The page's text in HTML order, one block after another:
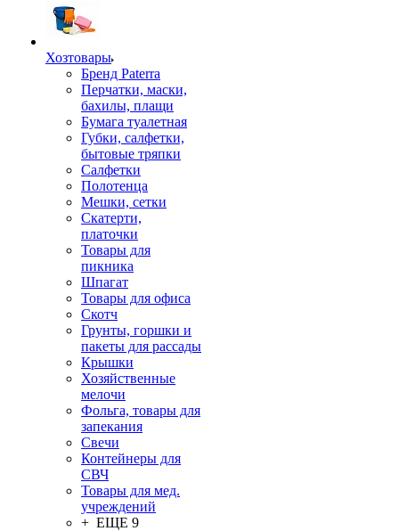
Хозтовары
Бренд Paterra
Перчатки, маски,
бахилы, плащи
Бумага туалетная
Губки, салфетки,
бытовые тряпки
Салфетки
Полотенца
Мешки, сетки
Скатерти,
платочки
Товары для
пикника
Шпагат
Товары для офиса
Скотч
Грунты, горшки и
пакеты для рассады
Крышки
Хозяйственные
мелочи
Фольга, товары для
запекания
Свечи
Контейнеры для
СВЧ
Товары для мед.
учреждений
+ ЕЩЕ 9